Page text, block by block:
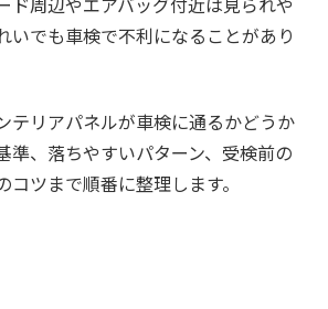
いでも車検で不利になることがあり
テリアパネルが車検に通るかどうか
準、落ちやすいパターン、受検前の
ツまで順番に整理します。